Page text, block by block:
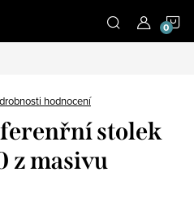
hodnocení
stolek
z masivu